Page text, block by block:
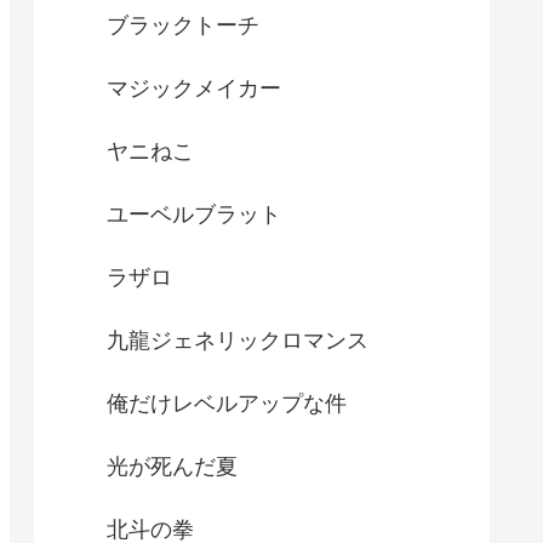
ブラックトーチ
マジックメイカー
ヤニねこ
ユーベルブラット
ラザロ
九龍ジェネリックロマンス
俺だけレベルアップな件
光が死んだ夏
北斗の拳